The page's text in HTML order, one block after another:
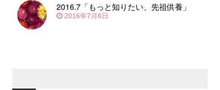
2016.7「もっと知りたい、先祖供養」
2016年7月6日